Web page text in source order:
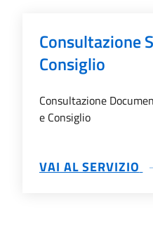
Consultazione
Consiglio
Consultazione
e Consiglio
VAI AL SERVIZIO